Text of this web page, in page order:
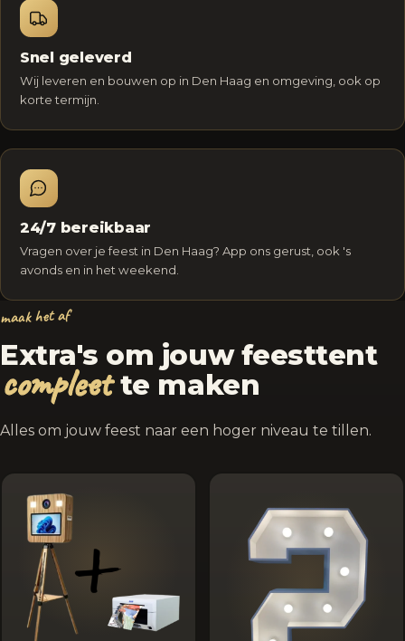
Snel geleverd
Wij leveren en bouwen op in Den Haag en omgeving, ook op
korte termijn.
24/7 bereikbaar
Vragen over je feest in Den Haag? App ons gerust, ook 's
avonds en in het weekend.
maak het af
Extra's om jouw feesttent
compleette maken
Alles om jouw feest naar een hoger niveau te tillen.